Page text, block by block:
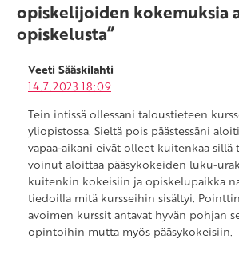
opiskelijoiden kokemuksia
opiskelusta”
Veeti Sääskilahti
14.7.2023 18:09
Tein intissä ollessani taloustieteen
yliopistossa. Sieltä pois päästessäni
vapaa-aikani eivät olleet kuitenkaa sillä
voinut aloittaa pääsykokeiden luku-
kuitenkin kokeisiin ja opiskelupaikka
tiedoilla mitä kursseihin sisältyi.
avoimen kurssit antavat hyvän pohjan
opintoihin mutta myös pääsykokeisiin.